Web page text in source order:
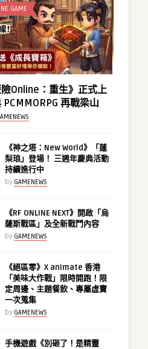
GAME
險Online：重生》正式上
再戰梁山
《神之塔：New World》「蓮
梨琅」登場！ 三週年慶典活動
持續進行中
by GAMENEWS
《RF ONLINE NEXT》開啟「烏
薩斯戰區」及全新戰鬥內容
by GAMENEWS
《絕區零》X animate 香港
「美味大作戰」限時開跑！限
定周邊、主題餐飲、專屬虛寶
一次蒐集
by GAMENEWS
手機遊戲《別砸了！是精靈